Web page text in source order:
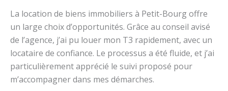
La location de biens immobiliers à Petit-Bourg offre
un large choix d’opportunités. Grâce au conseil avisé
de l’agence, j’ai pu louer mon T3 rapidement, avec un
locataire de confiance. Le processus a été fluide, et j’ai
particulièrement apprécié le suivi proposé pour
m’accompagner dans mes démarches.